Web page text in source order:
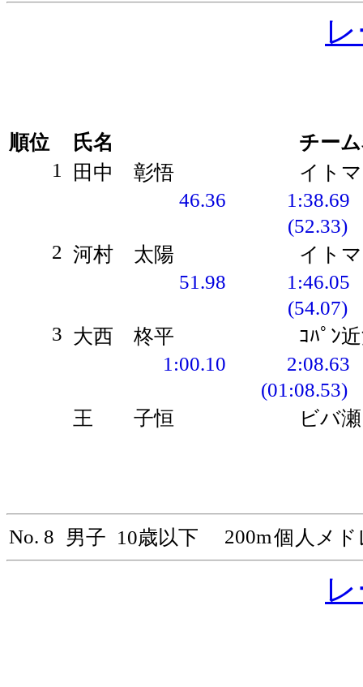
順位 氏名
チー
1
田中 彰悟
イト
46.36
1:38.69
(52.33)
2 河村 太陽
イト
51.98
1:46.05
(54.07)
3 大西 柊平
ｺﾊﾟﾝ
1:00.10
2:08.63
(01:08.53)
王 子恒
ビバ
No. 8 男子 10歳以下 200m個人メド